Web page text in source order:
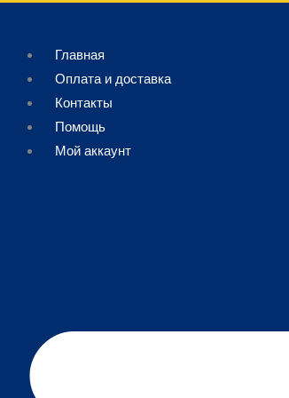
содержимому
Главная
Оплата и доставка
Контакты
Помощь
Мой аккаунт